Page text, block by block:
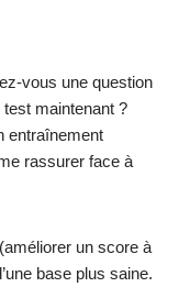
une question
maintenant ?
entraînement
rassurer face à
un score à
base plus saine.